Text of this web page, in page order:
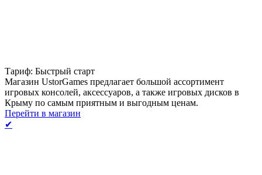
Тариф: Быстрый старт
Магазин UstorGames предлагает большой ассортимент
игровых консолей, аксессуаров, а также игровых дисков в
Крыму по самым приятным и выгодным ценам.
Перейти в магазин
✔